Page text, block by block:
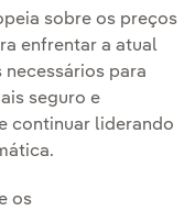
sobre os preços
enfrentar a atual
para
seguro e
continuar liderando
os